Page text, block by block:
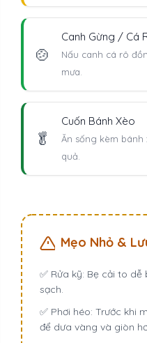
🍲
Canh Gừng / Cá
Nấu canh cá rô
mưa.
🥬
Cuốn Bánh Xèo
Ăn sống kèm
quả.
Mẹo Nhỏ &
✅ Rửa kỹ: Bẹ cải to dễ
sạch.
✅ Phơi héo: Trước khi
để dưa vàng và giòn